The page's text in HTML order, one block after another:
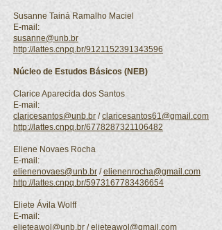
Susanne Tainá Ramalho Maciel
E-mail:
susanne@unb.br
http://lattes.cnpq.br/9121152391343596
Núcleo de Estudos Básicos (NEB)
Clarice Aparecida dos Santos
E-mail:
claricesantos@unb.br /claricesantos61@gmail.com
http://lattes.cnpq.br/6778287321106482
Eliene Novaes Rocha
E-mail:
elienenovaes@unb.br /elienenrocha@gmail.com
http://lattes.cnpq.br/5973167783436654
Eliete Ávila Wolff
E-mail:
elieteawol@unb.br /elieteawol@gmail.com